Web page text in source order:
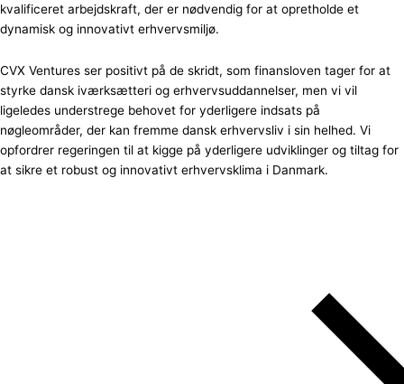
kvalificeret arbejdskraft, der er nødvendig for at opretholde et
dynamisk og innovativt erhvervsmiljø.
CVX Ventures ser positivt på de skridt, som finansloven tager for at
styrke dansk iværksætteri og erhvervsuddannelser, men vi vil
ligeledes understrege behovet for yderligere indsats på
nøgleområder, der kan fremme dansk erhvervsliv i sin helhed. Vi
opfordrer regeringen til at kigge på yderligere udviklinger og tiltag for
at sikre et robust og innovativt erhvervsklima i Danmark.